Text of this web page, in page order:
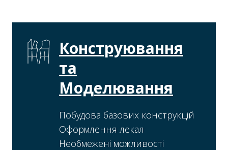
Конструювання
та
Моделювання
Побудова базових конструкцій
Оформлення лекал
Необмежені можливості